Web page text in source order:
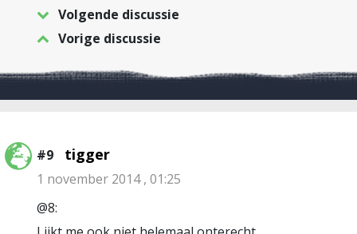
Volgende discussie
Vorige discussie
#9 tigger
1 november 2014 , 01:25
@8: